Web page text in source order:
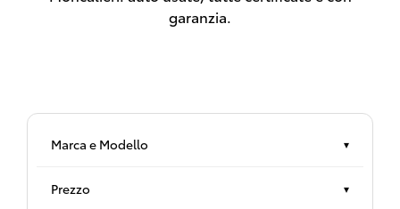
garanzia.
Marca e Modello ▾
Prezzo ▾